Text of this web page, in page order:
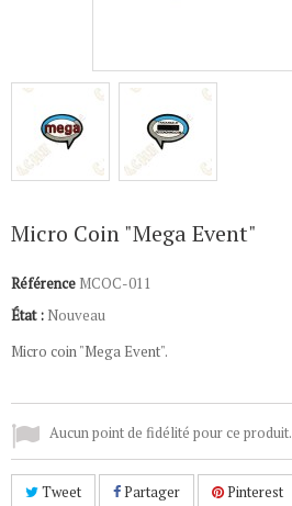
Micro Coin "Mega Event"
Référence MCOC-011
État : Nouveau
Micro coin "Mega Event".
Aucun point de fidélité pour ce produit.
Tweet Partager Pinterest